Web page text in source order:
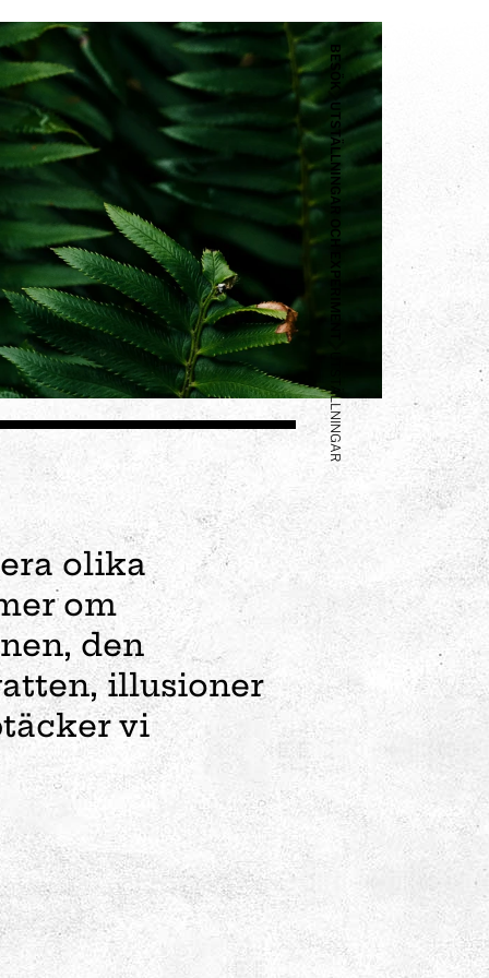
BESÖK
UTSTÄLLNINGAR OCH EXPERIMENT
UTSTÄLLNINGAR
olika
om
den
illusioner
vi